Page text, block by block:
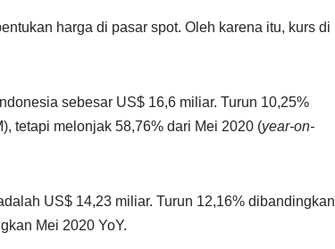
harga di pasar spot. Oleh karena itu, kurs di
sebesar US$ 16,6 miliar. Turun 10,25%
tetapi melonjak 58,76% dari Mei 2020 (year-on-
US$ 14,23 miliar. Turun 12,16% dibandingkan
Mei 2020 YoY.